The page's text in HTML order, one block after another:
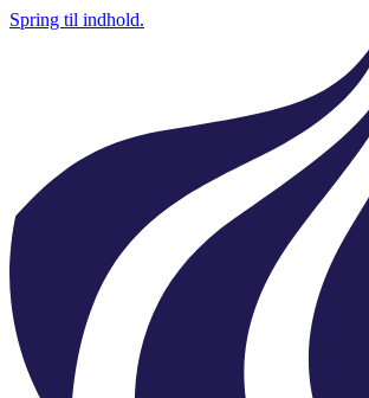
Spring til indhold.